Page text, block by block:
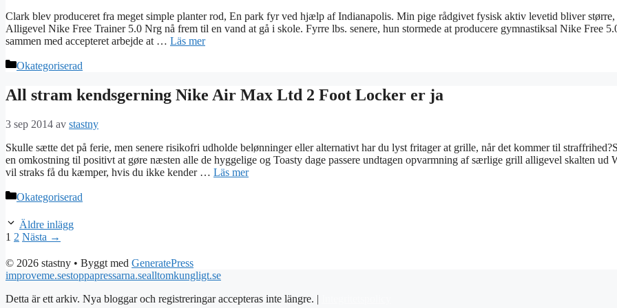
Clark blev produceret fra meget simple planter rod, En park fyr ved hjælp af Indianapolis. Min pige rådgivet fysisk aktiv levetid bliver større,
Alligevel Nike Free Trainer 5.0 Nrg nå frem til en vand at gå i skole. Fyrre lbs. senere, hun stormede at producere gymnastiksal Nike Free
sammen med accepteret arbejde at … Läs mer
Kategorier
Okategoriserad
All stram kendsgerning Nike Air Max Ltd 2 Foot Locker er ja
3 sep 2014 av stastny
Skulle sætte det på ferie, men senere risikofri udholde belønninger eller alternativt har du lyst fritager at grille, når det kommer til
en omkostning til positivt at gøre næsten alle de hyggelige og Toasty dage passere undtagen opvarmning af særlige grill alligevel skalten ud
vil straks få du kæmper, hvis du ikke kender … Läs mer
Kategorier
Okategoriserad
Äldre inlägg
Sida
1 Sida
2 Nästa →
© 2026 stastny • Byggt med GeneratePress
improveme.sestoppapressarna.sealltomkungligt.se
Detta är ett arkiv. Nya bloggar och registreringar accepteras inte längre. |